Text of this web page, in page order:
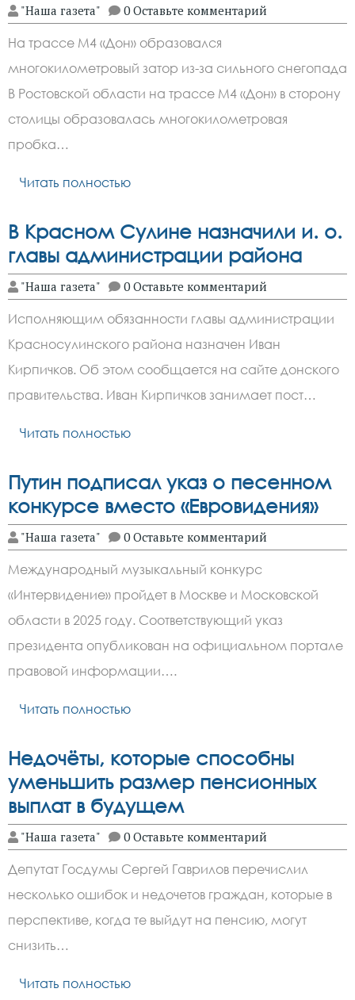
"Наша газета" 0 Оставьте комментарий
На трассе М4 «Дон» образовался
многокилометровый затор из-за сильного снегопада
В Ростовской области на трассе М4 «Дон» в сторону
столицы образовалась многокилометровая
пробка…
Читать полностью
В Красном Сулине назначили и. о.
главы администрации района
"Наша газета" 0 Оставьте комментарий
Исполняющим обязанности главы администрации
Красносулинского района назначен Иван
Кирпичков. Об этом сообщается на сайте донского
правительства. Иван Кирпичков занимает пост…
Читать полностью
Путин подписал указ о песенном
конкурсе вместо «Евровидения»
"Наша газета" 0 Оставьте комментарий
Международный музыкальный конкурс
«Интервидение» пройдет в Москве и Московской
области в 2025 году. Соответствующий указ
президента опубликован на официальном портале
правовой информации….
Читать полностью
Недочёты, которые способны
уменьшить размер пенсионных
выплат в будущем
"Наша газета" 0 Оставьте комментарий
Депутат Госдумы Сергей Гаврилов перечислил
несколько ошибок и недочетов граждан, которые в
перспективе, когда те выйдут на пенсию, могут
снизить…
Читать полностью